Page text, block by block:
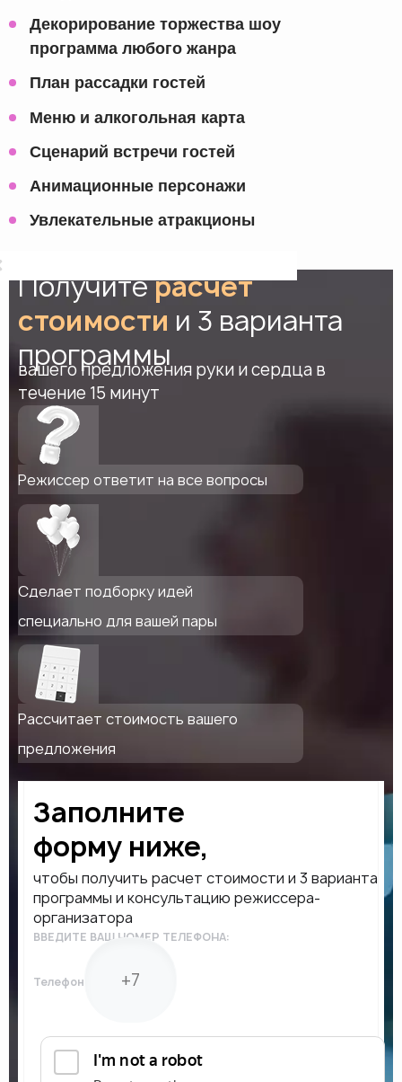
Декорирование торжества шоу
программа любого жанра
План рассадки гостей
Меню и алкогольная карта
Сценарий встречи гостей
Анимационные персонажи
Увлекательные атракционы
Получитерасчет
стоимости и 3 варианта
программы
вашего предложения руки и сердца в
течение 15 минут
Режиссер ответит на все вопросы
Сделает подборку идей
специально для вашей пары
Рассчитает стоимость вашего
предложения
Заполните
форму ниже,
чтобы получить расчет стоимости и 3 варианта
программы и консультацию режиссера-
организатора
ВВЕДИТЕ ВАШ НОМЕР ТЕЛЕФОНА:
Телефон